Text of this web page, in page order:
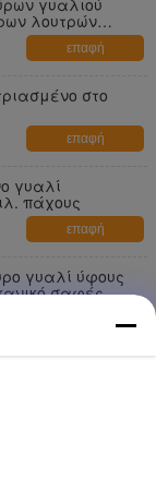
γυαλιού
λουτρών
επαφή
στο
επαφή
γυαλί
πάχους
επαφή
γυαλί ύφους
σαφές
θερμικού
ασφάλειας